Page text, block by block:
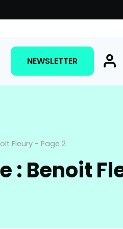
NEWSLETTER
Fleury- Page 2
: Benoit